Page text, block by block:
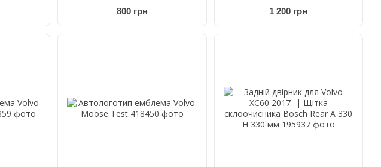
800 грн 1 200 грн